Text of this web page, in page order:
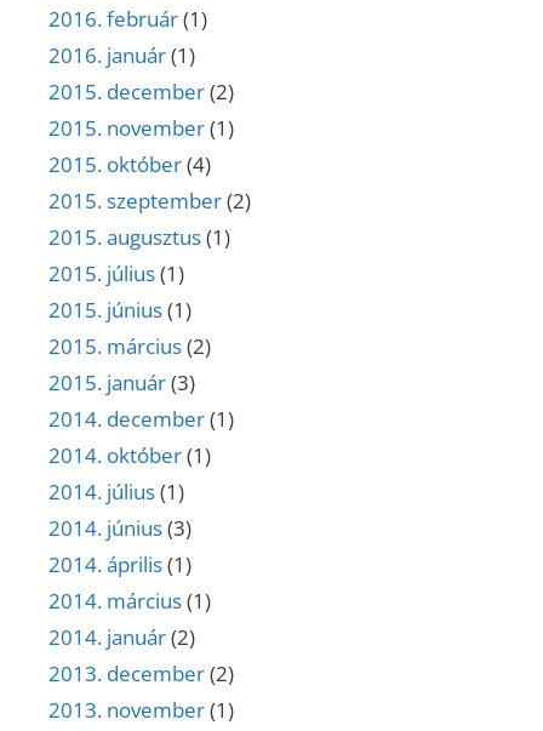
2016. február(1)
2016. január(1)
2015. december(2)
2015. november(1)
2015. október(4)
2015. szeptember(2)
2015. augusztus(1)
2015. július(1)
2015. június(1)
2015. március(2)
2015. január(3)
2014. december(1)
2014. október(1)
2014. július(1)
2014. június(3)
2014. április(1)
2014. március(1)
2014. január(2)
2013. december(2)
2013. november(1)